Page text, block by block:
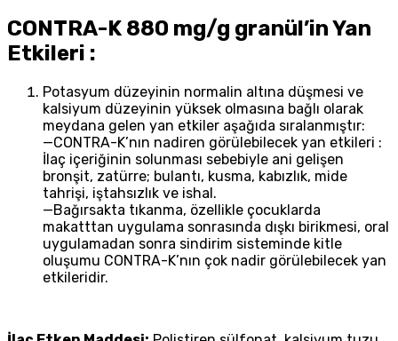
CONTRA-K 880 mg/g granül’in Yan
Etkileri :
Potasyum düzeyinin normalin altına düşmesi ve
kalsiyum düzeyinin yüksek olmasına bağlı olarak
meydana gelen yan etkiler aşağıda sıralanmıştır:
—CONTRA-K’nın nadiren görülebilecek yan etkileri :
İlaç içeriğinin solunması sebebiyle ani gelişen
bronşit, zatürre; bulantı, kusma, kabızlık, mide
tahrişi, iştahsızlık ve ishal.
—Bağırsakta tıkanma, özellikle çocuklarda
makatttan uygulama sonrasında dışkı birikmesi, oral
uygulamadan sonra sindirim sisteminde kitle
oluşumu CONTRA-K’nın çok nadir görülebilecek yan
etkileridir.